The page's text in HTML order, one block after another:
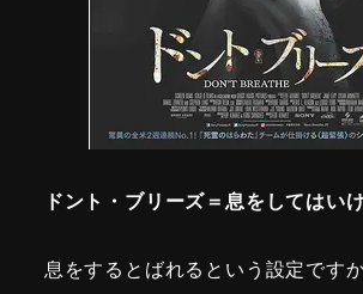
ドント・ブリーズ＝息をしてはい
息をするとばれるという設定ですか